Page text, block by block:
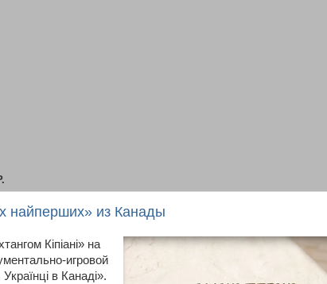
найперших» из Канады
Кіпіані» на
игровой
в Канаді».